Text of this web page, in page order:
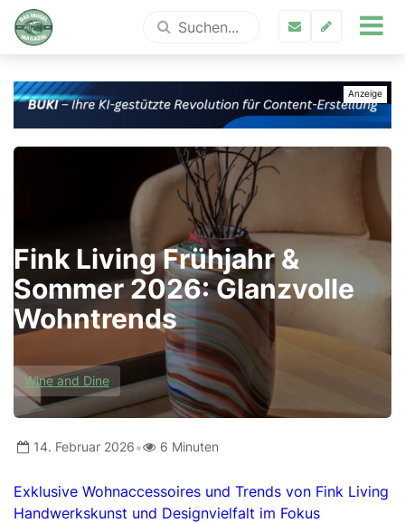
Fink Living Frühjahr &
Sommer 2026: Glanzvolle
Wohntrends
Wine and Dine
14. Februar 2026• 6 Minuten
Exklusive Wohnaccessoires und Trends von Fink Living
Handwerkskunst und Designvielfalt im Fokus